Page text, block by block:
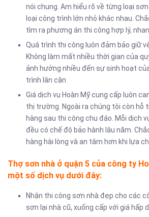
nói chung. Am hiểu rõ về từng loại
loại công trình lớn nhỏ khác nhau.
tìm ra phương án thi công hợp lý,
Quá trình thi công luôn đảm bảo giữ
Không làm mất nhiều thời gian của
ảnh hưởng nhiều đến sự sinh hoạt
trình lân cận
Giá dịch vụ Hoàn Mỹ cung cấp luôn
thị trường. Ngoài ra chúng tôi còn hỗ
hàng sau thi công chu đáo. Mỗi dịch
đều có chế độ bảo hành lâu năm.
hàng hài lòng và an tâm hơn khi lựa
Thợ sơn nhà ở quận 5 của công ty
một số dịch vụ dưới đây:
Nhận thi công sơn nhà đẹp cho các
sơn lại nhà cũ, xuống cấp với giá hấp